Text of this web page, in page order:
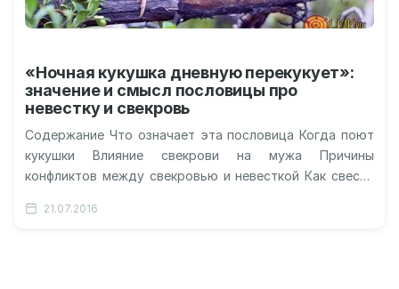
«Ночная кукушка дневную перекукует»:
значение и смысл пословицы про
невестку и свекровь
Содержание Что означает эта пословица Когда поют
кукушки Влияние свекрови на мужа Причины
конфликтов между свекровью и невесткой Как свести
21.07.2016